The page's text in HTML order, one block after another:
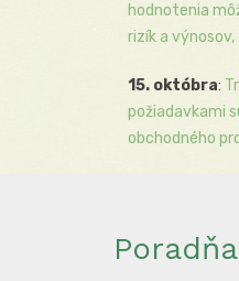
hodnotenia
rizík a výnosov,
15. októbra:
požiadavkami
obchodného
Poradňa